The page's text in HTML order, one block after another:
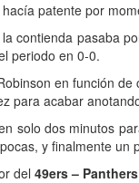
patente por
contienda pasaba
periodo en 0-0.
en función
para acabar
solo dos minutos
y finalmente
del 49ers – Panthers